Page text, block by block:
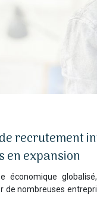
recrutement
en expansion
économique
de nombreuses